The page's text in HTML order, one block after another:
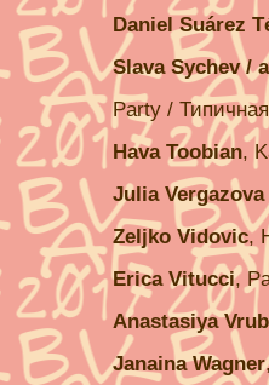
Daniel Suárez
Slava Sychev /
Party /
Hava Toobian,
Julia
Zeljko Vidovic,
Erica Vitucci,
Anastasiya
Janaina Wagner